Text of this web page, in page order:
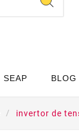
SEAP BLOG
invertor de